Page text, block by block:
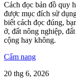
Cách đọc bản đồ quy
được mục đích sử
biết cách đọc đúng,
ở, đất nông nghiệp,
cộng hay không.
Cẩm nang
20 thg 6, 2026